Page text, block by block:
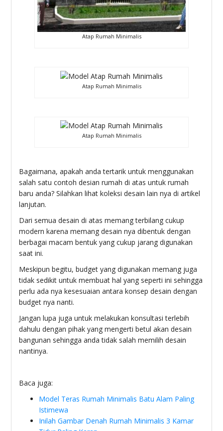
Atap Rumah Minimalis
Atap Rumah Minimalis
Atap Rumah Minimalis
Bagaimana, apakah anda tertarik untuk menggunakan
salah satu contoh desian rumah di atas untuk rumah
baru anda? Silahkan lihat koleksi desain lain nya di artikel
lanjutan.
Dari semua desain di atas memang terbilang cukup
modern karena memang desain nya dibentuk dengan
berbagai macam bentuk yang cukup jarang digunakan
saat ini.
Meskipun begitu, budget yang digunakan memang juga
tidak sedikit untuk membuat hal yang seperti ini sehingga
perlu ada nya kesesuaian antara konsep desain dengan
budget nya nanti.
Jangan lupa juga untuk melakukan konsultasi terlebih
dahulu dengan pihak yang mengerti betul akan desain
bangunan sehingga anda tidak salah memilih desain
nantinya.
Baca juga:
Model Teras Rumah Minimalis Batu Alam Paling
Istimewa
Inilah Gambar Denah Rumah Minimalis 3 Kamar